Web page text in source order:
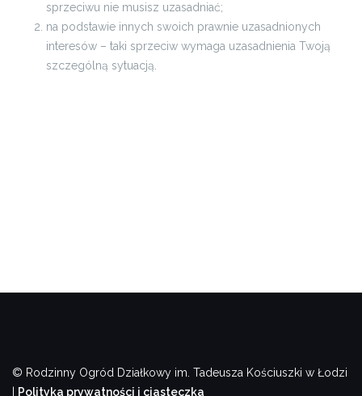
sprzeciwu nie musisz uzasadniać;
na podstawie innych swoich prawnie uzasadnionych
interesów – taki sprzeciw wymaga uzasadnienia Twoją
szczególną sytuacją.
© Rodzinny Ogród Działkowy im. Tadeusza Kościuszki w Łodzi
Polityka prywatności i ciasteczka